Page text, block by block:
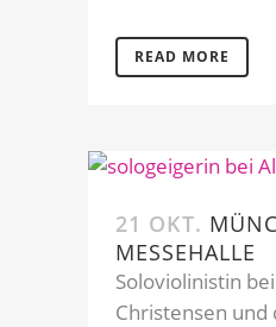
READ MORE
21 OKT.
MESSEHALLE
Soloviolinistin
Christensen und